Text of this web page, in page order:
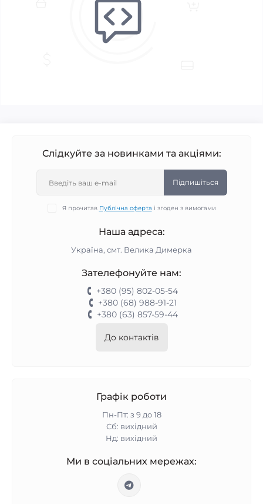
Слідкуйте за новинками та акціями:
Підпишіться
Я прочитав Публічна оферта і згоден з вимогами
Наша адреса:
Україна, смт. Велика Димерка
Зателефонуйте нам:
+380 (95) 802-05-54
+380 (68) 988-91-21
+380 (63) 857-59-44
До контактів
Графік роботи
Пн-Пт: з 9 до 18
Сб: вихідний
Нд: вихідний
Ми в соціальних мережах: